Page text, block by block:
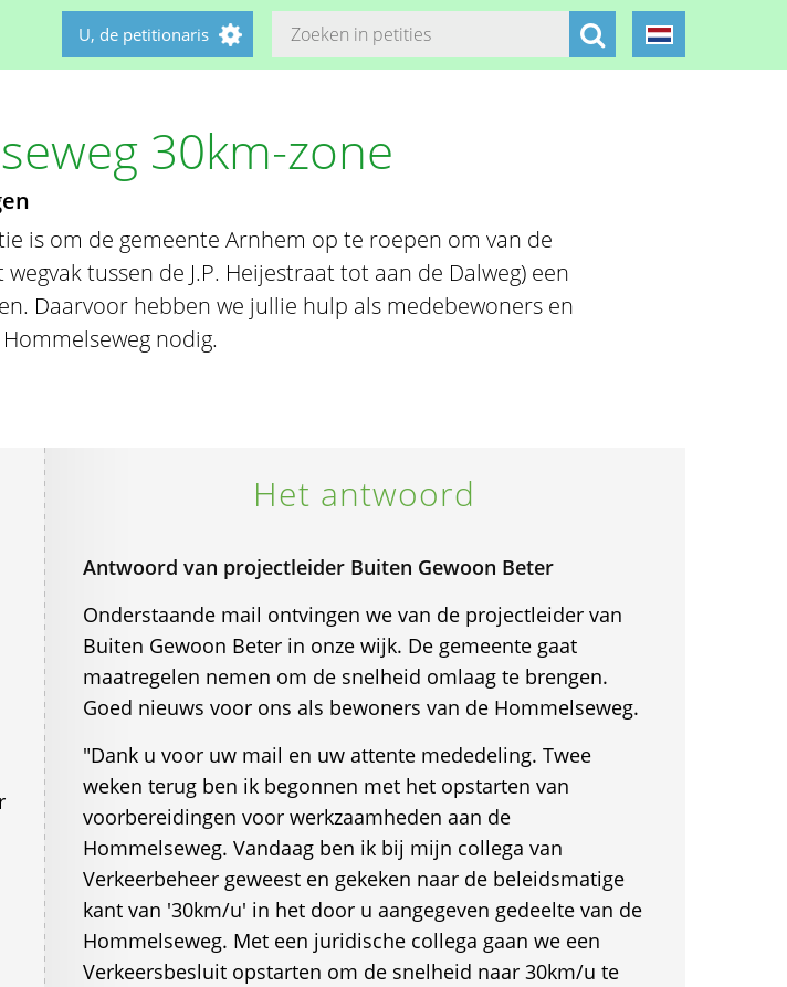
U, de petitionaris
30km-zone
is om de gemeente Arnhem op te roepen om van de
tussen de J.P. Heijestraat tot aan de Dalweg) een
Daarvoor hebben we jullie hulp als medebewoners en
nodig.
Het antwoord
Antwoord van projectleider Buiten Gewoon Beter
Onderstaande mail ontvingen we van de projectleider van
Buiten Gewoon Beter in onze wijk. De gemeente gaat
maatregelen nemen om de snelheid omlaag te brengen.
Goed nieuws voor ons als bewoners van de Hommelseweg.
"Dank u voor uw mail en uw attente mededeling. Twee
weken terug ben ik begonnen met het opstarten van
voorbereidingen voor werkzaamheden aan de
Hommelseweg. Vandaag ben ik bij mijn collega van
Verkeerbeheer geweest en gekeken naar de beleidsmatige
kant van '30km/u' in het door u aangegeven gedeelte van de
Hommelseweg. Met een juridische collega gaan we een
Verkeersbesluit opstarten om de snelheid naar 30km/u te